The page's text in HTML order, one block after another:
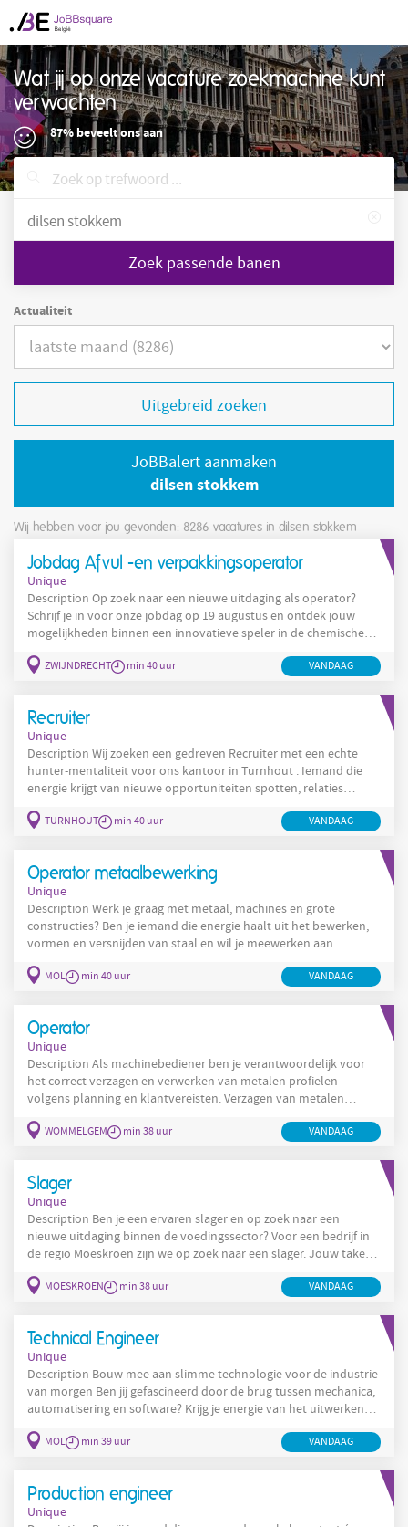
Wat jij op onze vacature zoekmachine kunt
verwachten
87% beveelt ons aan
Zoek passende banen
Actualiteit
Uitgebreid zoeken
JoBBalert aanmaken
dilsen stokkem
Wij hebben voor jou gevonden: 8286 vacatures in dilsen stokkem
Jobdag Afvul -en verpakkingsoperator
Unique
Description Op zoek naar een nieuwe uitdaging als operator?
Schrijf je in voor onze jobdag op 19 augustus en ontdek jouw
mogelijkheden binnen een innovatieve speler in de chemische
uitnodiging na voorafgaande screening. Jouw functie Voor een
verpakkingsoperator.
ZWIJNDRECHT min 40 uur VANDAAG
Recruiter
Unique
Description Wij zoeken een gedreven Recruiter met een echte
hunter-mentaliteit voor ons kantoor in Turnhout . Iemand die
energie krijgt van nieuwe opportuniteiten spotten, relaties
talent. Je gaat proactief de markt in : je detecteert
zoek naar de juiste kandidaten en weet
TURNHOUT min 40 uur VANDAAG
Operator metaalbewerking
Unique
Description Werk je graag met metaal, machines en grote
constructies? Ben je iemand die energie haalt uit het bewerken,
vormen en versnijden van staal en wil je meewerken aan
functie voor jou. Als Operator Metaalbewerking krijg je een
kwalitatieve productie. Je combineert het werk van
machineoperator,
MOL min 40 uur VANDAAG
Operator
Unique
Description Als machinebediener ben je verantwoordelijk voor
het correct verzagen en verwerken van metalen profielen
volgens planning en klantvereisten. Verzagen van metalen
bedienen van zaagmachines ( SAP -gestuurd) Verpakken van
orders Sorteren
WOMMELGEM min 38 uur VANDAAG
Slager
Unique
Description Ben je een ervaren slager en op zoek naar een
nieuwe uitdaging binnen de voedingssector? Voor een bedrijf in
de regio Moeskroen zijn we op zoek naar een slager. Jouw taken
kalfsvlees. Het bedienen van machines voor het versnijden op
producten.
MOESKROEN min 38 uur VANDAAG
Technical Engineer
Unique
Description Bouw mee aan slimme technologie voor de industrie
van morgen Ben jij gefascineerd door de brug tussen mechanica,
automatisering en software? Krijg je energie van het uitwerken
efficiëntere en duurzamere industriële processen? Dan hebben
MOL min 39 uur VANDAAG
Production engineer
Unique